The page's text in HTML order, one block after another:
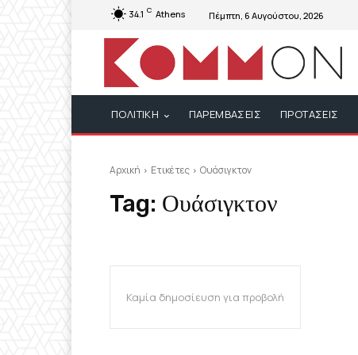
34.1 C Athens Πέμπτη, 6 Αυγούστου, 2026
ΠΟΛΙΤΙΚΗ ΠΑΡΕΜΒΑΣΕΙΣ ΠΡΟΤΑΣΕΙΣ
Αρχική Ετικέτες Ουάσιγκτον
Tag: Ουάσιγκτον
Καμία δημοσίευση για προβολή